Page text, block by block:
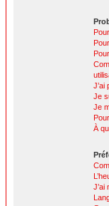
J’ai
Je
Je
À
J’ai